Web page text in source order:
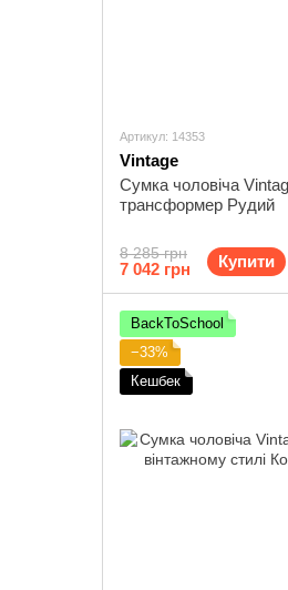
Артикул: 14353
Vintage
Сумка чоловіча
трансформер Рудий
8 285 грн
7 042 грн Купити
BackToSchool
−33%
Кешбек